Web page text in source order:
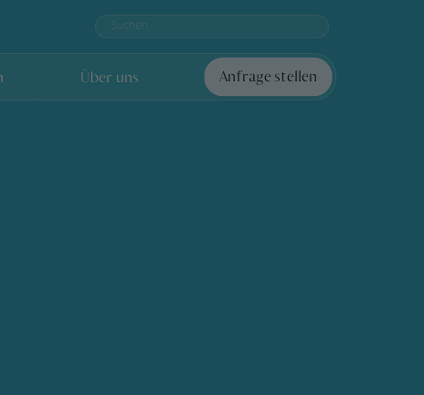
Über uns Anfrage stellen